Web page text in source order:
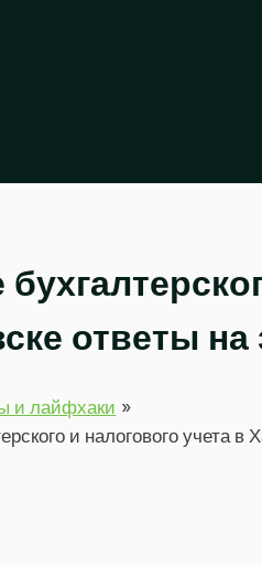
ответы
и лайфхаки
и налогового учета